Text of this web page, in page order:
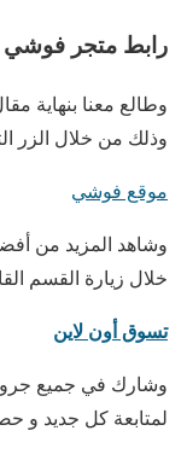
رابط متجر فوشي
وطالع معنا بنهاية
وذلك من خلال الزر
موقع فوشي
وشاهد المزيد من
خلال زيارة القسم
تسوق أون لاين
وشارك في جميع
لمتابعة كل جديد و